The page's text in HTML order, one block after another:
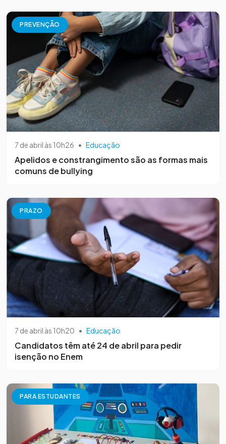
PREVENÇÃO
7 de abril às 10h26 • Educação
Apelidos e constrangimento são as formas mais
comuns de bullying
PRAZO
7 de abril às 10h20 • Educação
Candidatos têm até 24 de abril para pedir
isenção no Enem
PARA ESTUDANTES